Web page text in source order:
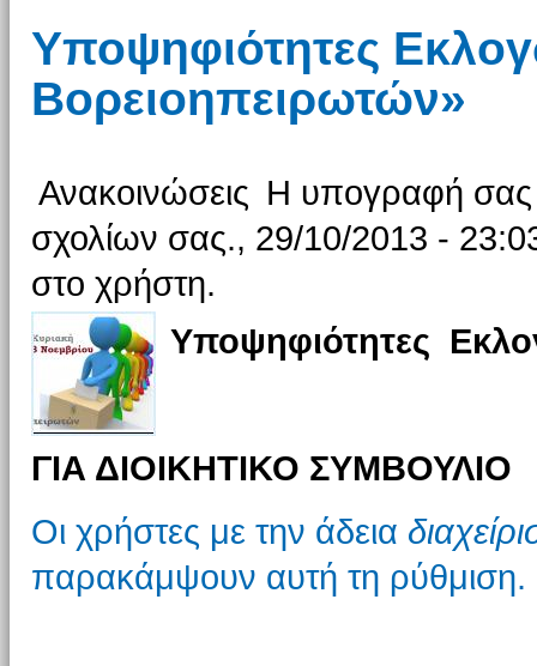
Υποψηφιότητες
Βορειοηπειρωτών»
Ανακοινώσεις Η υπογραφή σας
σχολίων σας., 29/10/2013 -
στο χρήστη.
Υποψηφιότητες
ΓΙΑ ΔΙΟΙΚΗΤΙΚΟ ΣΥΜΒΟΥΛΙΟ
Οι χρήστες με την άδεια
παρακάμψουν αυτή τη ρύθμιση.